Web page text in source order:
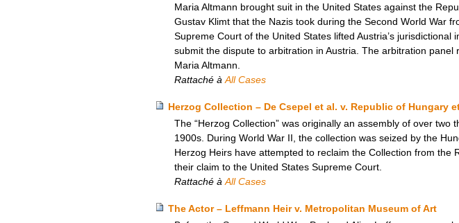
Maria Altmann brought suit in the United States against the
Gustav Klimt that the Nazis took during the Second World War
Supreme Court of the United States lifted Austria’s
submit the dispute to arbitration in Austria. The arbitration
Maria Altmann.
Rattaché à All Cases
Herzog Collection – De Csepel et al. v. Republic of Hungary
The “Herzog Collection” was originally an assembly of over
1900s. During World War II, the collection was seized by the
Herzog Heirs have attempted to reclaim the Collection from the
their claim to the United States Supreme Court.
Rattaché à All Cases
The Actor – Leffmann Heir v. Metropolitan Museum of Art